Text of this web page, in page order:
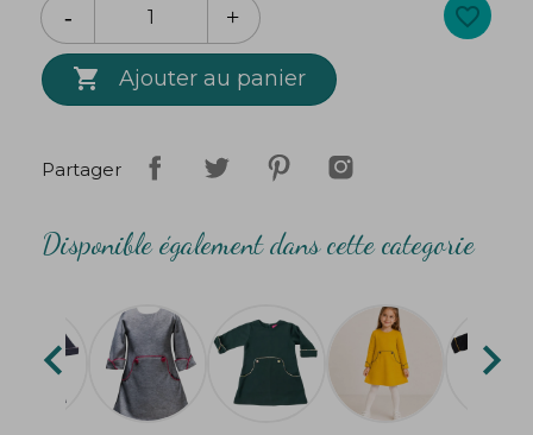
 Ajouter au panier
favorite_border
Partager
Disponible également dans cette categorie
 